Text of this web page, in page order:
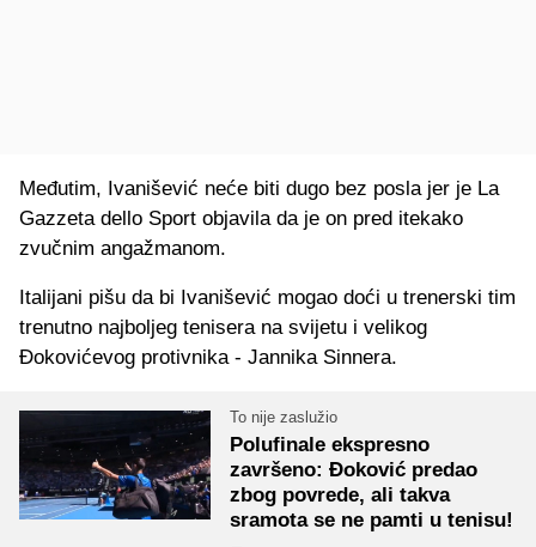
Međutim, Ivanišević neće biti dugo bez posla jer je La
Gazzeta dello Sport objavila da je on pred itekako
zvučnim angažmanom.
Italijani pišu da bi Ivanišević mogao doći u trenerski tim
trenutno najboljeg tenisera na svijetu i velikog
Đokovićevog protivnika - Jannika Sinnera.
To nije zaslužio
Polufinale ekspresno
završeno: Đoković predao
zbog povrede, ali takva
sramota se ne pamti u tenisu!